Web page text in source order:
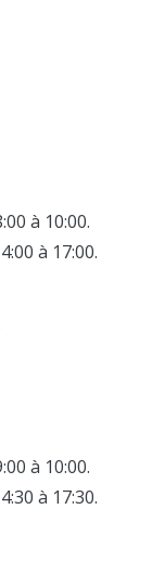
à 10:00.
à 17:00.
à 10:00.
à 17:30.